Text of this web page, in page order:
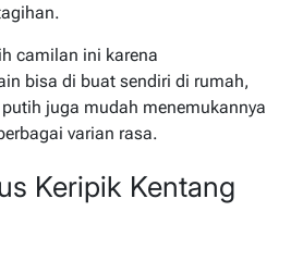
camilan ini karena
bisa di buat sendiri di rumah,
juga mudah menemukannya
varian rasa.
Keripik Kentang